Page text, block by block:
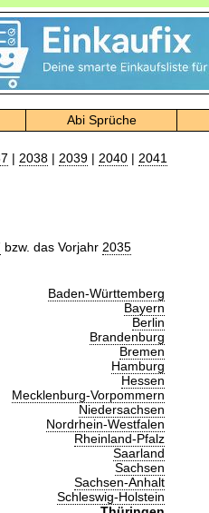
Abi Sprüche
| 2038 | 2039 | 2040 | 2041
bzw. das Vorjahr 2035
Baden-Württemberg
Bayern
Berlin
Brandenburg
Bremen
Hamburg
Hessen
Mecklenburg-Vorpommern
Niedersachsen
Nordrhein-Westfalen
Rheinland-Pfalz
Saarland
Sachsen
Sachsen-Anhalt
Schleswig-Holstein